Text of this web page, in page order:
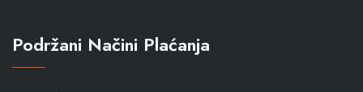
Podržani Načini Plaćanja